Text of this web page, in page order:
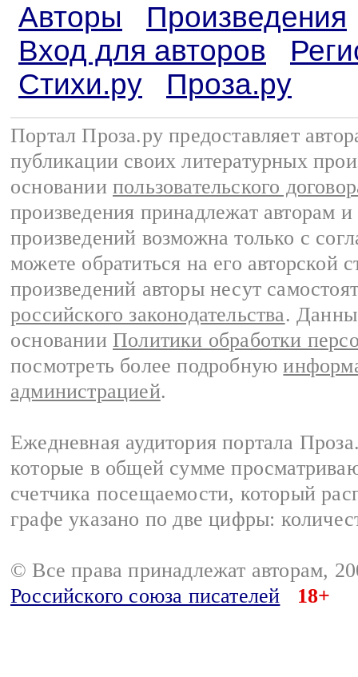
Авторы
Произведения
Вход для авторов
Стихи.ру
Проза.ру
Портал Проза.ру предоставляет
публикации своих литературных
основании пользовательского
произведения принадлежат авторам
произведений возможна только с
можете обратиться на его авторской
произведений авторы несут
российского законодательства.
основании Политики обработки
посмотреть более подробную
администрацией.
Ежедневная аудитория портала
которые в общей сумме
счетчика посещаемости, который
графе указано по две цифры:
© Все права принадлежат авторам,
Российского союза писателей
18+